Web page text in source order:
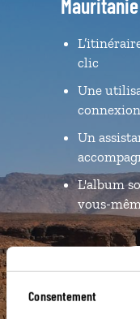
Consentement
clic
Une
Un
L'album
vous-